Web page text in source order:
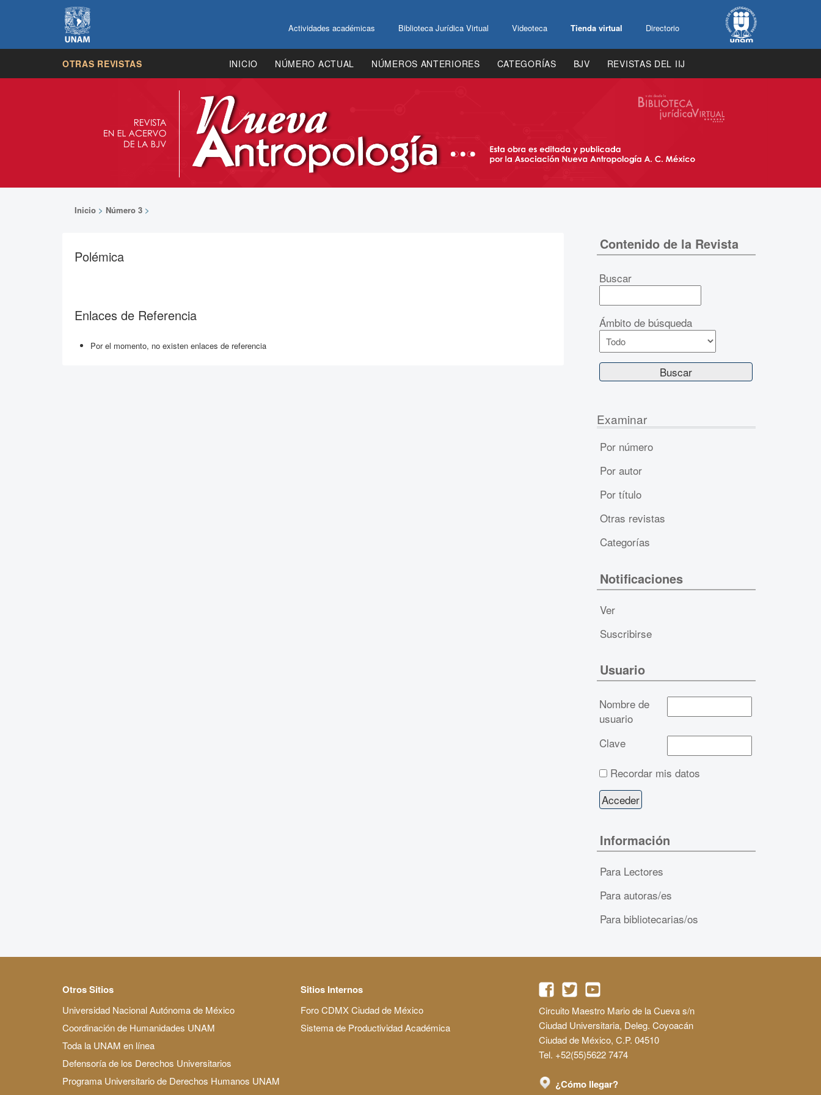
Actividades académicas Biblioteca Jurídica Virtual Videoteca Tienda virtual Directorio
OTRAS REVISTAS INICIO NÚMERO ACTUAL NÚMEROS ANTERIORES CATEGORÍAS BJV REVISTAS DEL IIJ
Inicio > Número 3 >
Polémica
Enlaces de Referencia
Por el momento, no existen enlaces de referencia
Contenido de la Revista
Buscar
Ámbito de búsqueda
Examinar
Por número
Por autor
Por título
Otras revistas
Categorías
Notificaciones
Ver
Suscribirse
Usuario
Nombre de
usuario
Clave
Recordar mis datos
Información
Para Lectores
Para autoras/es
Para bibliotecarias/os
Otros Sitios
Universidad Nacional Autónoma de México
Coordinación de Humanidades UNAM
Toda la UNAM en línea
Defensoría de los Derechos Universitarios
Programa Universitario de Derechos Humanos UNAM
Sitios Internos
Foro CDMX Ciudad de México
Sistema de Productividad Académica
Circuito Maestro Mario de la Cueva s/n
Ciudad Universitaria, Deleg. Coyoacán
Ciudad de México, C.P. 04510
Tel. +52(55)5622 7474
¿Cómo llegar?